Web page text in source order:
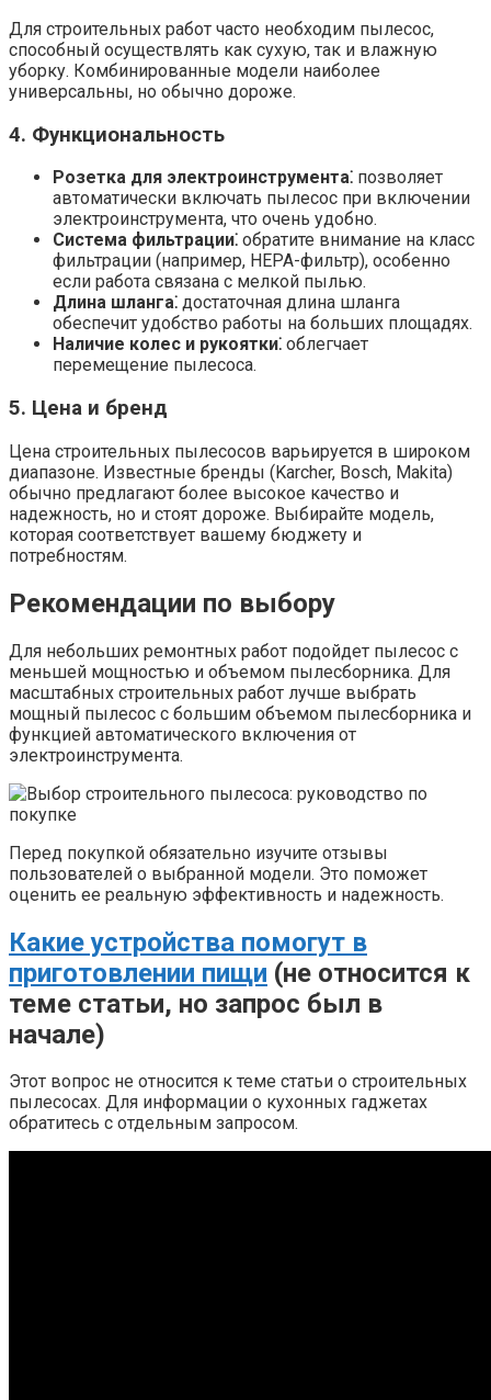
Для строительных работ часто необходим пылесос,
способный осуществлять как сухую, так и влажную
уборку. Комбинированные модели наиболее
универсальны, но обычно дороже.
4. Функциональность
Розетка для электроинструмента⁚ позволяет
автоматически включать пылесос при включении
электроинструмента, что очень удобно.
Система фильтрации⁚ обратите внимание на класс
фильтрации (например, HEPA-фильтр), особенно
если работа связана с мелкой пылью.
Длина шланга⁚ достаточная длина шланга
обеспечит удобство работы на больших площадях.
Наличие колес и рукоятки⁚ облегчает
перемещение пылесоса.
5. Цена и бренд
Цена строительных пылесосов варьируется в широком
диапазоне. Известные бренды (Karcher, Bosch, Makita)
обычно предлагают более высокое качество и
надежность, но и стоят дороже. Выбирайте модель,
которая соответствует вашему бюджету и
потребностям.
Рекомендации по выбору
Для небольших ремонтных работ подойдет пылесос с
меньшей мощностью и объемом пылесборника. Для
масштабных строительных работ лучше выбрать
мощный пылесос с большим объемом пылесборника и
функцией автоматического включения от
электроинструмента.
Перед покупкой обязательно изучите отзывы
пользователей о выбранной модели. Это поможет
оценить ее реальную эффективность и надежность.
Какие устройства помогут в
приготовлении пищи (не относится к
теме статьи, но запрос был в
начале)
Этот вопрос не относится к теме статьи о строительных
пылесосах. Для информации о кухонных гаджетах
обратитесь с отдельным запросом.